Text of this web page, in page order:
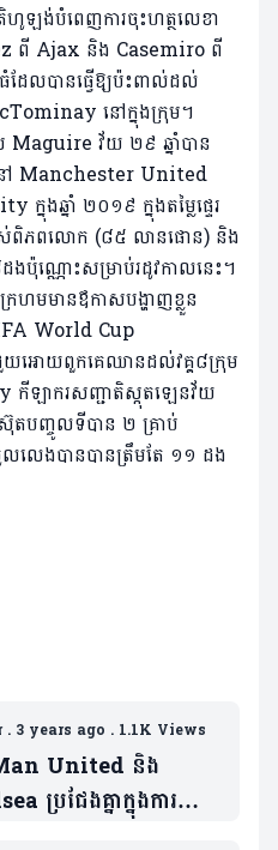
ហូឡង់បំពេញការចុះហត្ថលេខា
ពី Ajax និង Casemiro ពី
ែលបានធ្វើឱ្យប៉ះពាល់ដល់
នៅក្នុងក្រុម។
Maguire វ័យ ២៩ ឆ្នាំបាន
ៅ Manchester United
នុងឆ្នាំ ២០១៩ ក្នុងតម្លៃផ្ទេរ
បស់ពិភពលោក (៨៥ លានផោន) និង
ងប៉ុណ្ណោះសម្រាប់រដូវកាលនេះ។
ហមមានឪកាសបង្ហាញខ្លួន
World Cup
អោយពួកគេឈានដល់វគ្គ៨ក្រុម
ឡាករសញ្ជាតិស្កុតឡេនវ័យ
តបញ្ចូលទីបាន ២ គ្រាប់
េងបានបានត្រឹមតែ ១១ ដង
. 3 years ago . 1.1K Views
United និង
ប្រជែងគ្នាក្នុងការ